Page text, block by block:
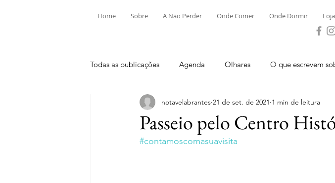
Home Sobre A Não Perder Onde Comer Onde Dormir Loja
Todas as publicações Agenda Olhares O que escrevem
Aldeia do Mato e Souto Alvega e Concavada Bemposta
Mouriscas Pego Rio de Moinhos
Passeio pelo Centro
notavelabrantes 21 de set. de 2021 1 min de leitura
#contamoscomasuavisita